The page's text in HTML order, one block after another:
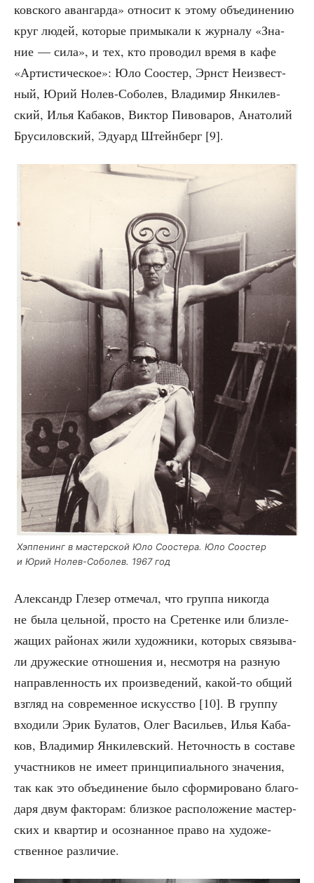
ков­ско­го аван­гар­да» отно­сит к это­му объ­еди­не­нию
круг людей, кото­рые при­мы­ка­ли к жур­на­лу «Зна­
ние — сила», и тех, кто про­во­дил вре­мя в кафе
«Арти­сти­че­ское»: Юло Соостер, Эрнст Неиз­вест­
ный, Юрий Нолев-Собо­лев, Вла­ди­мир Янки­лев­
ский, Илья Каба­ков, Вик­тор Пиво­ва­ров, Ана­то­лий
Бру­си­лов­ский, Эду­ард Штейн­берг [9].
Хэп­пе­нинг в мастер­ской Юло Соосте­ра. Юло Соостер
и Юрий Нолев-Собо­лев. 1967 год
Алек­сандр Гле­зер отме­чал, что груп­па нико­гда
не была цель­ной, про­сто на Сре­тен­ке или близ­ле­
жа­щих рай­о­нах жили худож­ни­ки, кото­рых свя­зы­ва­
ли дру­же­ские отно­ше­ния и, несмот­ря на раз­ную
направ­лен­ность их про­из­ве­де­ний, какой-то общий
взгляд на совре­мен­ное искус­ство [10]. В груп­пу
вхо­ди­ли Эрик Була­тов, Олег Васи­льев, Илья Каба­
ков, Вла­ди­мир Янки­лев­ский. Неточ­ность в соста­ве
участ­ни­ков не име­ет прин­ци­пи­аль­но­го зна­че­ния,
так как это объ­еди­не­ние было сфор­ми­ро­ва­но бла­го­
да­ря двум фак­то­рам: близ­кое рас­по­ло­же­ние мастер­
ских и квар­тир и осо­знан­ное пра­во на худо­же­
ствен­ное различие.